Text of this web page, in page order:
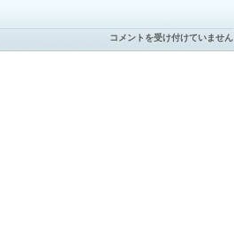
安
い
コメントを受け付けていません